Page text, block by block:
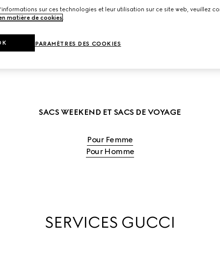
DE VOYAGE POUR FEMME DÉCOUVRIR LES SACS DE
SACS WEEKEND ET SACS DE VOYAGE
Pour Femme
Pour Homme
SERVICES GUCCI
sur ces technologies et leur utilisation sur ce site web, veuillez
matière de cookies
PARAMÈTRES DES COOKIES